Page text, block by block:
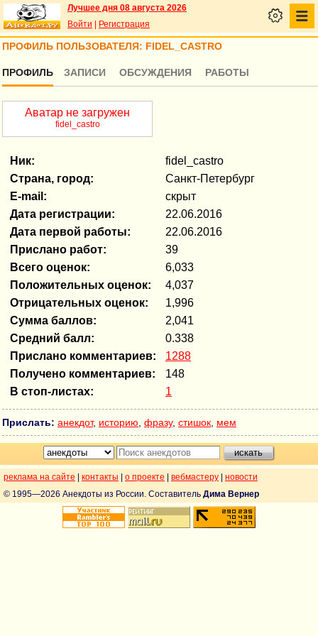
Лучшее дня 08 августа 2026
Войти
Регистрация
ПРОФИЛЬ ПОЛЬЗОВАТЕЛЯ: FIDEL_CASTRO
ПРОФИЛЬ ЗАПИСИ ОБСУЖДЕНИЯ РАБОТЫ
Аватар не загружен
fidel_castro
Ник:
fidel_castro
Страна, город:
Санкт-Петербург
E-mail:
скрыт
Дата регистрации:
22.06.2016
Дата первой работы:
22.06.2016
Прислано работ:
39
Всего оценок:
6,033
Положительных оценок:
4,037
Отрицательных оценок:
1,996
Сумма баллов:
2,041
Средний балл:
0.338
Прислано комментариев:
1288
Получено комментариев:
148
В стоп-листах:
1
Прислать: анекдот, историю фразу, стишок мем
реклама на сайте контакты о проекте вебмастеру
новости
© 1995—2026 Анекдоты из России. Составитель Дима Вернер